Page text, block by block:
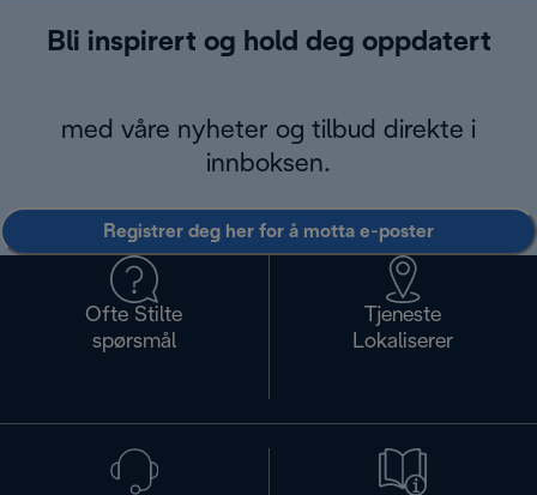
Bli inspirert og hold deg oppdatert
med våre nyheter og tilbud direkte i
innboksen.
Registrer deg her for å motta e-poster
Ofte Stilte
spørsmål
Tjeneste
Lokaliserer